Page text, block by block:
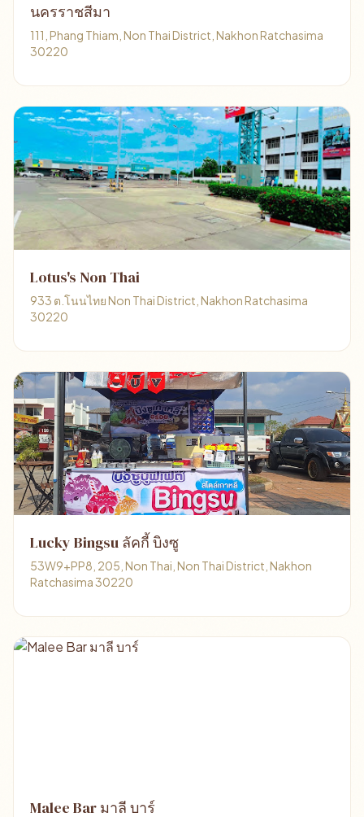
นครราชสีมา
111, Phang Thiam, Non Thai District, Nakhon Ratchasima
30220
Lotus's Non Thai
933 ต.โนนไทย Non Thai District, Nakhon Ratchasima
30220
Lucky Bingsu ลัคกี้ บิงซู
53W9+PP8, 205, Non Thai, Non Thai District, Nakhon
Ratchasima 30220
Malee Bar มาลี บาร์